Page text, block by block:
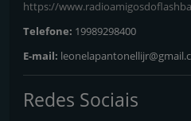
https://
Telefone: 19989298400
E-mail:
Redes Sociais